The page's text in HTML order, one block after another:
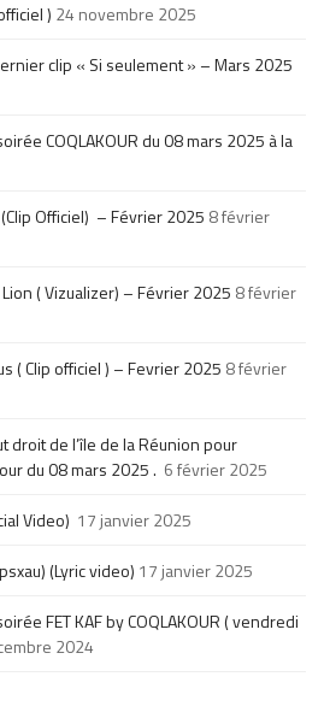
) 24 novembre 2025
clip « Si seulement » – Mars 2025
COQLAKOUR du 08 mars 2025 à la
(Clip Officiel) – Février 2025 8 février
( Vizualizer) – Février 2025 8 février
( Clip officiel ) – Fevrier 2025 8 février
droit de l’île de la Réunion pour
du 08 mars 2025 . 6 février 2025
Video) 17 janvier 2025
(Lyric video) 17 janvier 2025
FET KAF by COQLAKOUR ( vendredi
2024